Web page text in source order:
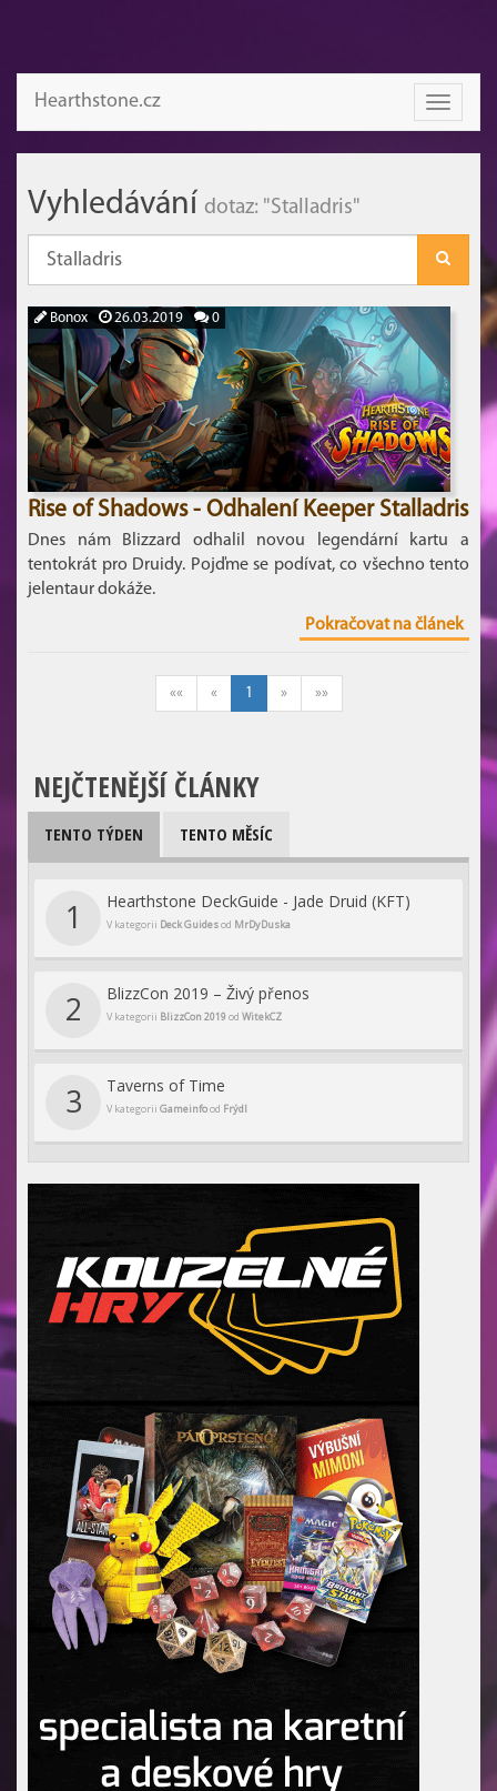
Toggle
Hearthstone.cz
Vyhledávání dotaz: "Stalladris"
Bonox 26.03.2019 0
Rise of Shadows - Odhalení Keeper Stalladris
Dnes nám Blizzard odhalil novou legendární kartu a
tentokrát pro Druidy. Pojďme se podívat, co všechno tento
jelentaur dokáže.
Pokračovat na článek
«« « 1 » »»
NEJČTENĚJŠÍ ČLÁNKY
TENTO TÝDEN TENTO MĚSÍC
1 Hearthstone DeckGuide - Jade Druid (KFT)
V kategorii Deck Guidesod MrDyDuska
2 BlizzCon 2019 – Živý přenos
V kategorii BlizzCon 2019 od WitekCZ
3 Taverns of Time
V kategorii Gameinfood Frýdl